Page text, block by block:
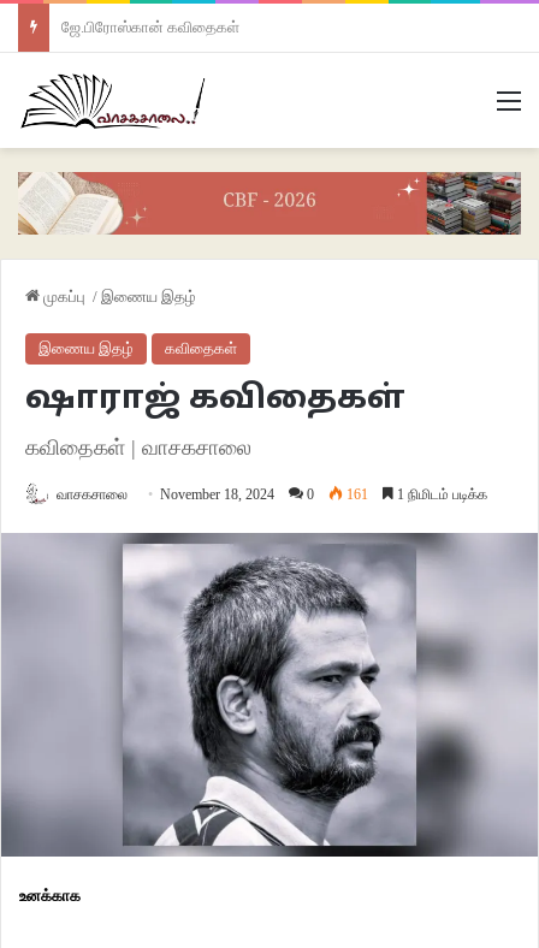
ஜே.பிரோஸ்கான் கவிதைகள்
முகப்பு / இணைய இதழ்
இணைய இதழ் கவிதைகள்
ஷாராஜ் கவிதைகள்
கவிதைகள் | வாசகசாலை
வாசகசாலை November 18, 2024 0 161 1 நிமிடம் படிக்க
உனக்காக